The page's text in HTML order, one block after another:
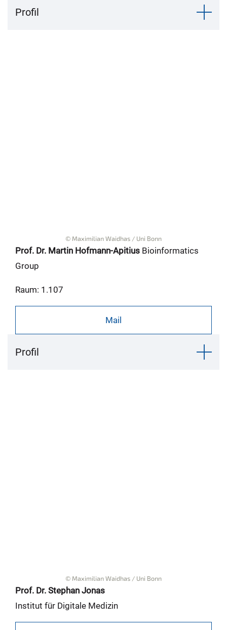
Profil
© Maximilian Waidhas / Uni Bonn
Prof. Dr. Martin Hofmann-Apitius Bioinformatics
Group
Raum: 1.107
Mail
Profil
© Maximilian Waidhas / Uni Bonn
Prof. Dr. Stephan Jonas
Institut für Digitale Medizin